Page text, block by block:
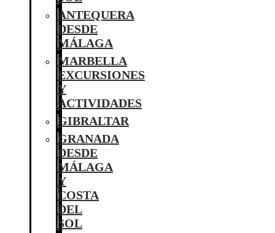
ANTEQUERA
DESDE
MÁLAGA
MARBELLA
EXCURSIONES
Y
ACTIVIDADES
GIBRALTAR
GRANADA
DESDE
MÁLAGA
Y
COSTA
DEL
SOL